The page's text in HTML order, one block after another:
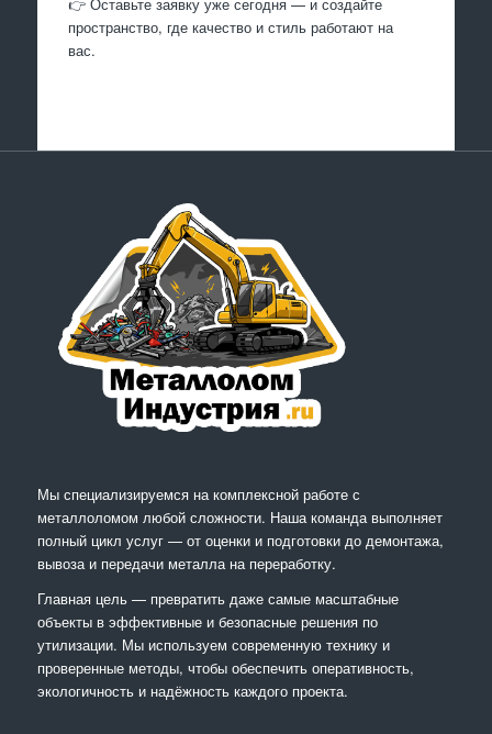
пространство, где качество и стиль работают на
вас.
Мы специализируемся на комплексной работе с
металлоломом любой сложности. Наша команда выполняет
полный цикл услуг — от оценки и подготовки до демонтажа,
вывоза и передачи металла на переработку.
Главная цель — превратить даже самые масштабные
объекты в эффективные и безопасные решения по
утилизации. Мы используем современную технику и
проверенные методы, чтобы обеспечить оперативность,
экологичность и надёжность каждого проекта.